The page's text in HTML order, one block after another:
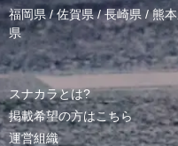
福岡県 / 佐賀県/長崎県 /熊
県
スナカラとは?
掲載希望の方はこちら
運営組織